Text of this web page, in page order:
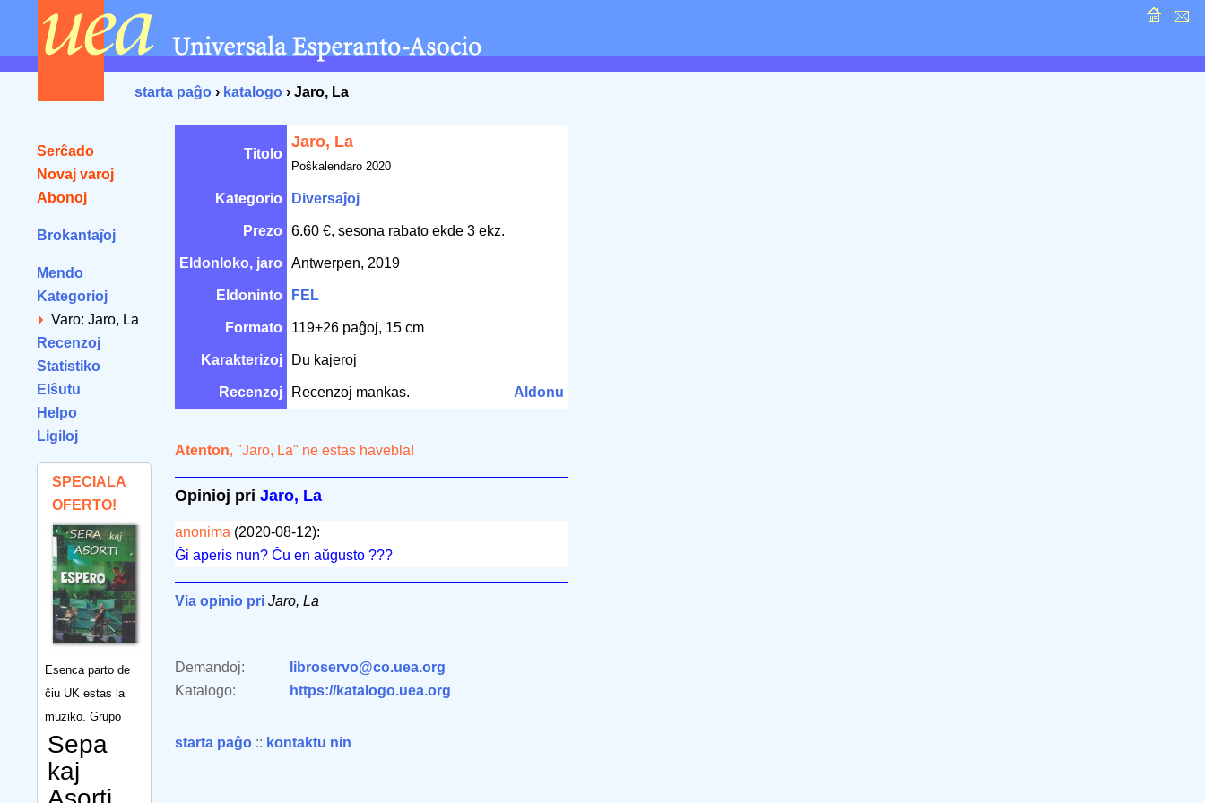
starta paĝo › katalogo › Jaro, La
Serĉado
Novaj varoj
Abonoj
Brokantaĵoj
Mendo
Kategorioj
Varo: Jaro, La
Recenzoj
Statistiko
Elŝutu
Helpo
Ligiloj
SPECIALA
OFERTO!
Esenca parto de
ĉiu UK estas la
muziko. Grupo
Sepa
kaj
Titolo
Jaro, La
Poŝkalendaro 2020
Kategorio Diversaĵoj
Prezo 6.60 €, sesona rabato ekde 3 ekz.
Eldonloko, jaro Antwerpen, 2019
Eldoninto FEL
Formato 119+26 paĝoj, 15 cm
Karakterizoj Du kajeroj
Recenzoj Recenzoj mankas. Aldonu
Atenton, "Jaro, La" ne estas havebla!
Opinioj pri Jaro, La
anonima (2020-08-12):
Ĝi aperis nun? Ĉu en aŭgusto ???
Via opinio pri Jaro, La
Demandoj:
libroservo@co.uea.org
Katalogo:
https://katalogo.uea.org
starta paĝo :: kontaktu nin